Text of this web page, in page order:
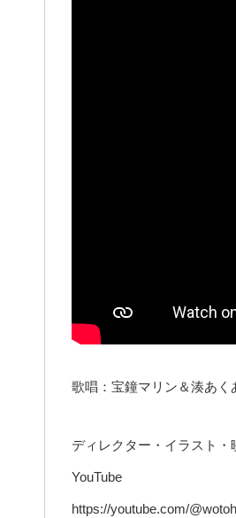
歌唱：宝鐘マリン＆湊あく
ディレクター・イラスト・
YouTube
https://youtube.com/